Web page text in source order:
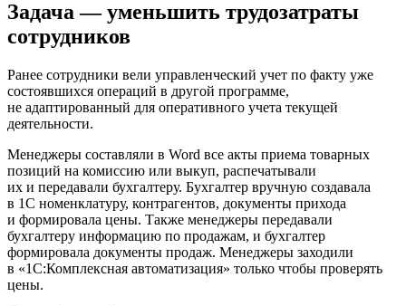
Задача — уменьшить трудозатраты
сотрудников
Ранее сотрудники вели управленческий учет по факту уже
состоявшихся операций в другой программе,
не адаптированный для оперативного учета текущей
деятельности.
Менеджеры составляли в Word все акты приема товарных
позиций на комиссию или выкуп, распечатывали
их и передавали бухгалтеру. Бухгалтер вручную создавала
в 1С номенклатуру, контрагентов, документы прихода
и формировала цены. Также менеджеры передавали
бухгалтеру информацию по продажам, и бухгалтер
формировала документы продаж. Менеджеры заходили
в «1С:Комплексная автоматизация» только чтобы проверять
цены.